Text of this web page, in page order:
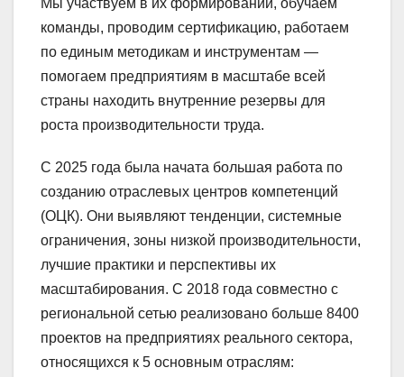
команды, проводим сертификацию, работаем
по единым методикам и инструментам —
помогаем предприятиям в масштабе всей
страны находить внутренние резервы для
роста производительности труда.
С 2025 года была начата большая работа по
созданию отраслевых центров компетенций
(ОЦК). Они выявляют тенденции, системные
ограничения, зоны низкой производительности,
лучшие практики и перспективы их
масштабирования. С 2018 года совместно с
региональной сетью реализовано больше 8400
проектов на предприятиях реального сектора,
относящихся к 5 основным отраслям: